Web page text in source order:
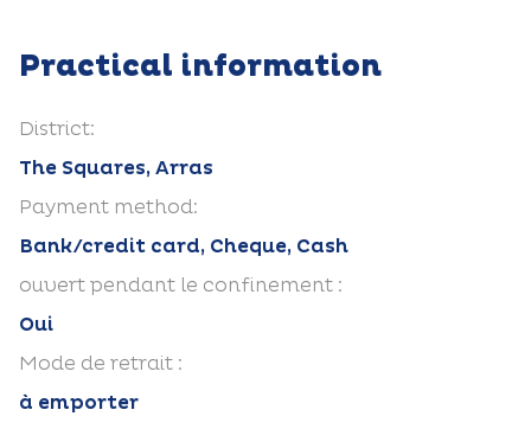
Practical information
District:
The Squares, Arras
Payment method:
Bank/credit card, Cheque, Cash
ouvert pendant le confinement :
Oui
Mode de retrait :
à emporter